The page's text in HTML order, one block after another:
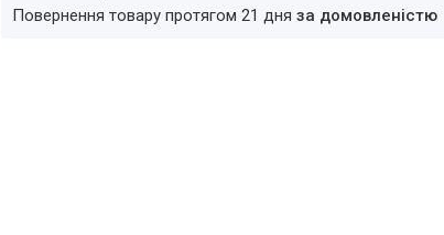
повернення товару протягом 21 дняза домовленістю